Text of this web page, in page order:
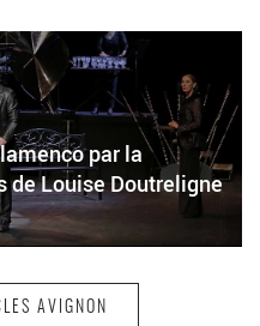
par la
de Louise Doutreligne
AVIGNON